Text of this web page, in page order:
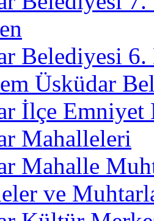
Belediyesi 6.
Üsküdar
İlçe
Mahalleleri
Mahalle
ve